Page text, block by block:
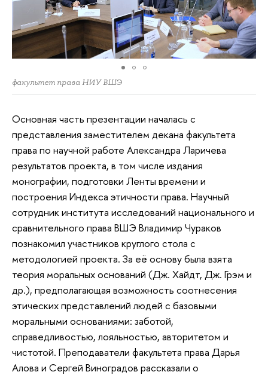
факультет права НИУ ВШЭ
Основная часть презентации началась с
представления заместителем декана факультета
права по научной работе Александра Ларичева
результатов проекта, в том числе издания
монографии, подготовки Ленты времени и
построения Индекса этичности права. Научный
сотрудник института исследований национального и
сравнительного права ВШЭ Владимир Чураков
познакомил участников круглого стола с
методологией проекта. За её основу была взята
теория моральных оснований (Дж. Хайдт, Дж. Грэм и
др.), предполагающая возможность соотнесения
этических представлений людей с базовыми
моральными основаниями: заботой,
справедливостью, лояльностью, авторитетом и
чистотой. Преподаватели факультета права Дарья
Алова и Сергей Виноградов рассказали о